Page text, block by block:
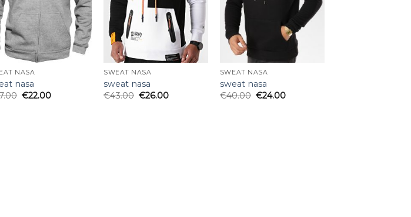
NASA
nasa
€22.00
SWEAT NASA
sweat nasa
€43.00 €26.00
SWEAT NASA
sweat nasa
€40.00 €24.00